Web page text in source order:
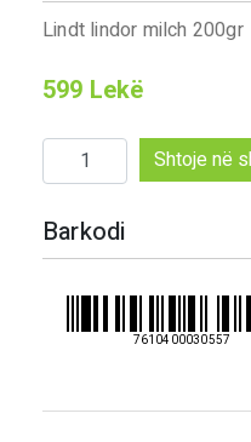
Lindt lindor milch 200gr
599 Lekë
Sasi
Lindt
milch
200gr
Shtoje në
Barkodi
7610400030557